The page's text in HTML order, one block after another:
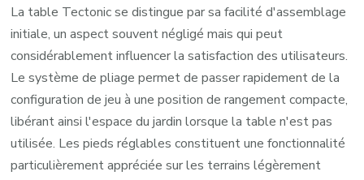
La table Tectonic se distingue par sa facilité d'assemblage
initiale, un aspect souvent négligé mais qui peut
considérablement influencer la satisfaction des utilisateurs.
Le système de pliage permet de passer rapidement de la
configuration de jeu à une position de rangement compacte,
libérant ainsi l'espace du jardin lorsque la table n'est pas
utilisée. Les pieds réglables constituent une fonctionnalité
particulièrement appréciée sur les terrains légèrement